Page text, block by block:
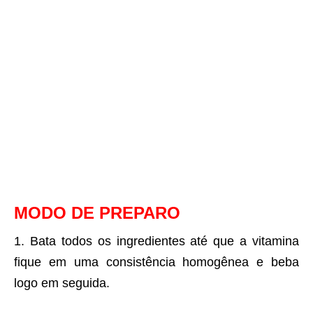
MODO DE PREPARO
Bata todos os ingredientes até que a vitamina
fique em uma consistência homogênea e beba
logo em seguida.